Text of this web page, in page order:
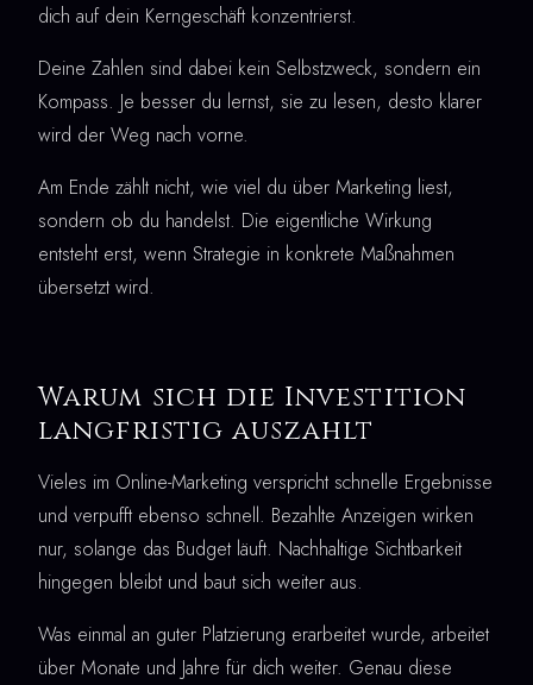
dich auf dein Kerngeschäft konzentrierst.
Deine Zahlen sind dabei kein Selbstzweck, sondern ein
Kompass. Je besser du lernst, sie zu lesen, desto klarer
wird der Weg nach vorne.
Am Ende zählt nicht, wie viel du über Marketing liest,
sondern ob du handelst. Die eigentliche Wirkung
entsteht erst, wenn Strategie in konkrete Maßnahmen
übersetzt wird.
Warum sich die Investition
langfristig auszahlt
Vieles im Online-Marketing verspricht schnelle Ergebnisse
und verpufft ebenso schnell. Bezahlte Anzeigen wirken
nur, solange das Budget läuft. Nachhaltige Sichtbarkeit
hingegen bleibt und baut sich weiter aus.
Was einmal an guter Platzierung erarbeitet wurde, arbeitet
über Monate und Jahre für dich weiter. Genau diese